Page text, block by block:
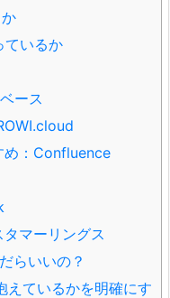
ているか
ース
め：Confluence
マーリングス
らいいの？
えているかを明確にす